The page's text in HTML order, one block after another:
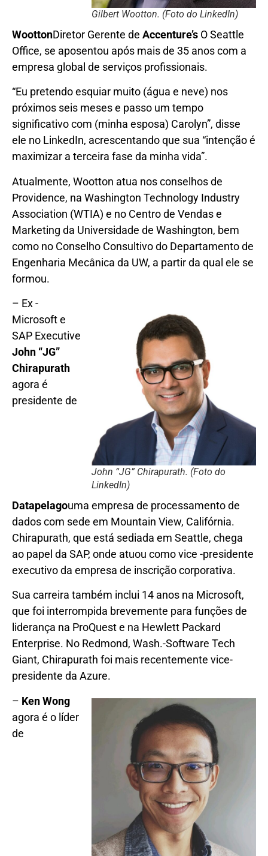
Gilbert Wootton. (Foto do LinkedIn)
WoottonDiretor Gerente de Accenture’s O Seattle
Office, se aposentou após mais de 35 anos com a
empresa global de serviços profissionais.
“Eu pretendo esquiar muito (água e neve) nos
próximos seis meses e passo um tempo
significativo com (minha esposa) Carolyn”, disse
ele no LinkedIn, acrescentando que sua “intenção é
maximizar a terceira fase da minha vida”.
Atualmente, Wootton atua nos conselhos de
Providence, na Washington Technology Industry
Association (WTIA) e no Centro de Vendas e
Marketing da Universidade de Washington, bem
como no Conselho Consultivo do Departamento de
Engenharia Mecânica da UW, a partir da qual ele se
formou.
John “JG” Chirapurath. (Foto do
LinkedIn)
– Ex -
Microsoft e
SAP Executive
John “JG”
Chirapurath
agora é
presidente de
Datapelagouma empresa de processamento de
dados com sede em Mountain View, Califórnia.
Chirapurath, que está sediada em Seattle, chega
ao papel da SAP, onde atuou como vice -presidente
executivo da empresa de inscrição corporativa.
Sua carreira também inclui 14 anos na Microsoft,
que foi interrompida brevemente para funções de
liderança na ProQuest e na Hewlett Packard
Enterprise. No Redmond, Wash.-Software Tech
Giant, Chirapurath foi mais recentemente vice-
presidente da Azure.
– Ken Wong
agora é o líder
de